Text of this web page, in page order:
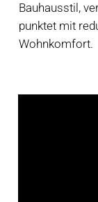
Bauhausstil,
punktet mit
Wohnkomfort.